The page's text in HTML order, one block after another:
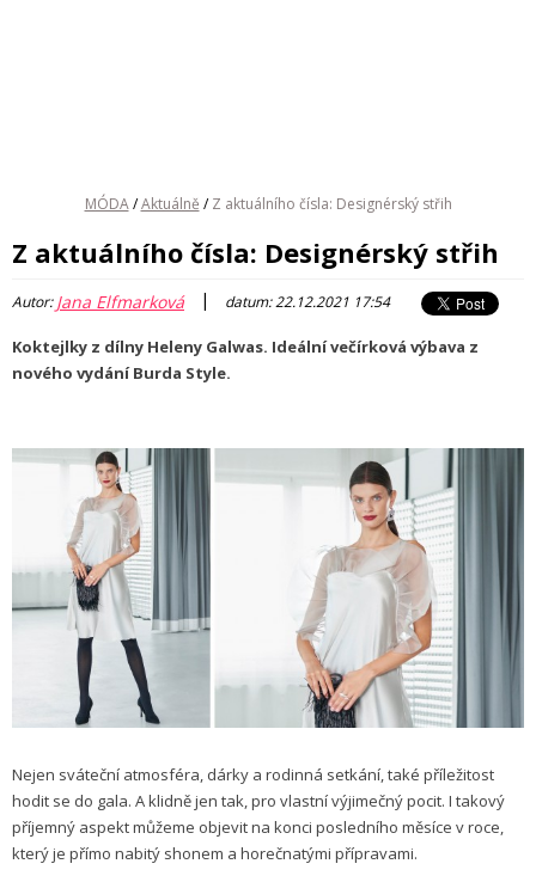
MÓDA / Aktuálně / Z aktuálního čísla: Designérský střih
Z aktuálního čísla: Designérský střih
Autor:Jana Elfmarková | datum: 22.12.2021 17:54
Koktejlky z dílny Heleny Galwas. Ideální večírková výbava z
nového vydání Burda Style.
Nejen sváteční atmosféra, dárky a rodinná setkání, také příležitost
hodit se do gala. A klidně jen tak, pro vlastní výjimečný pocit. I takový
příjemný aspekt můžeme objevit na konci posledního měsíce v roce,
který je přímo nabitý shonem a horečnatými přípravami.